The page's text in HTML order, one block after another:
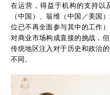
在运营，得益于机构的支持以
（中国）、翁维（中国／美国
位已不再全面参与其中的工作
对商业市场构成直接的挑战，
传统地区注入对于历史和政治
不同。